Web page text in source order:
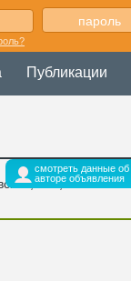
Публикации
смотреть данные об
авторе объявления
154,